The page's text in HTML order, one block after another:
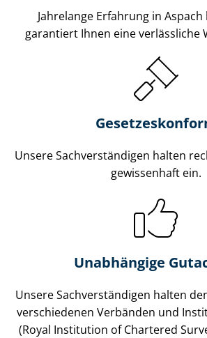
Jahrelange Erfahrung in Aspach
garantiert Ihnen eine verlässliche
Unsere Sach­ver­stän­di­gen halten
gewissenhaft ein.
Unabhängige
Unsere Sach­ver­stän­di­gen halten
verschiedenen Verbänden und
(Royal Institution of Chartered